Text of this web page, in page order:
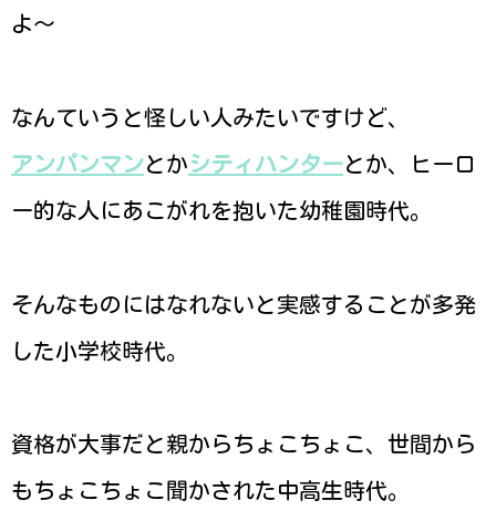
よ〜
なんていうと怪しい人みたいですけど、
アンパンマンとかシティハンターとか、ヒーロ
ー的な人にあこがれを抱いた幼稚園時代。
そんなものにはなれないと実感することが多発
した小学校時代。
資格が大事だと親からちょこちょこ、世間から
もちょこちょこ聞かされた中高生時代。